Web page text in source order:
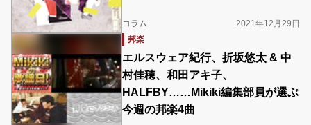
コラム
2021年12月29日
邦楽
エルスウェア紀行、折坂悠太 & 中
村佳穂、和田アキ子、
HALFBY……Mikiki編集部員が選ぶ
今週の邦楽4曲